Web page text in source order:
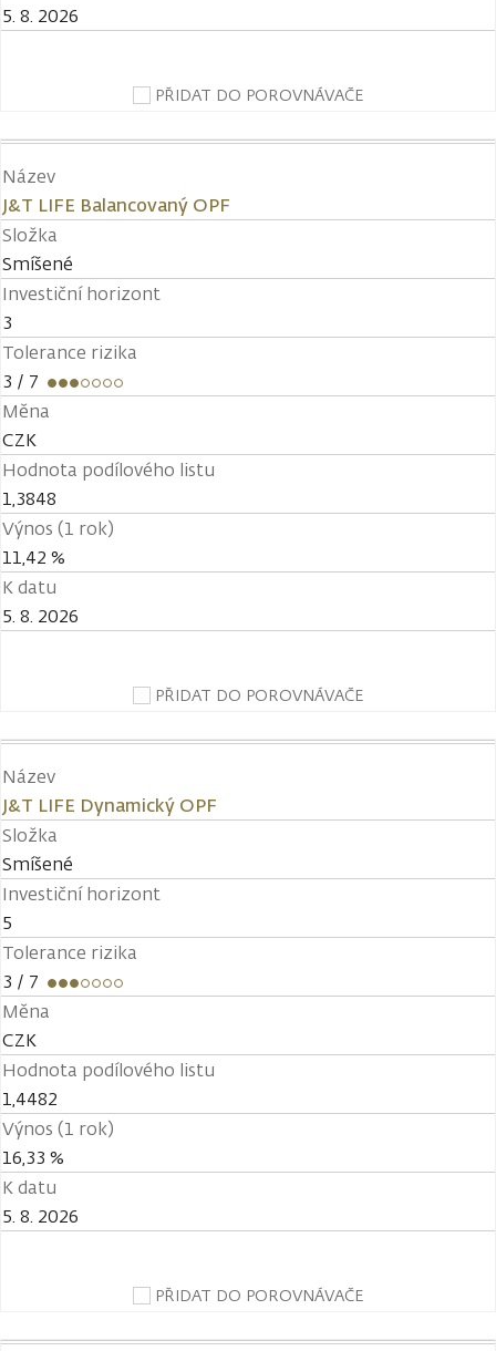
5. 8. 2026
PŘIDAT DO POROVNÁVAČE
Název
J&T LIFE Balancovaný OPF
Složka
Smíšené
Investiční horizont
3
Tolerance rizika
3 / 7
Měna
CZK
Hodnota podílového listu
1,3848
Výnos (1 rok)
11,42 %
K datu
5. 8. 2026
PŘIDAT DO POROVNÁVAČE
Název
J&T LIFE Dynamický OPF
Složka
Smíšené
Investiční horizont
5
Tolerance rizika
3 / 7
Měna
CZK
Hodnota podílového listu
1,4482
Výnos (1 rok)
16,33 %
K datu
5. 8. 2026
PŘIDAT DO POROVNÁVAČE